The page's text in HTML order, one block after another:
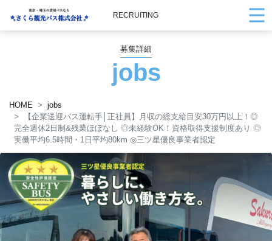
RECRUITING
募集詳細
jobs
HOME
jobs
【企業送迎バス運転手│正社員】月収の総支給目安30万円以上！◎
完全週休2日制&残業ほぼなし ◎未経験OK！資格取得支援制度あり ◎
実働平均6.5時間・1日平均80km ◎三ツ星優良事業者認定